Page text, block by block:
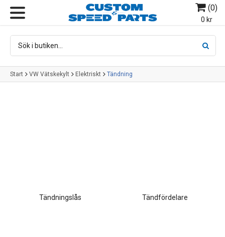
(0)
0 kr
Start VW Vätskekylt Elektriskt Tändning
Tändningslås Tändfördelare